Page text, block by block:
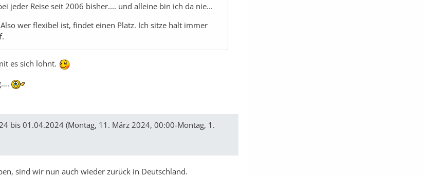
jeder Reise seit 2006 bisher.... und alleine bin ich da nie...
wer flexibel ist, findet einen Platz. Ich sitze halt immer
es sich lohnt.
bis 01.04.2024 (Montag, 11. März 2024, 00:00-Montag, 1.
sind wir nun auch wieder zurück in Deutschland.